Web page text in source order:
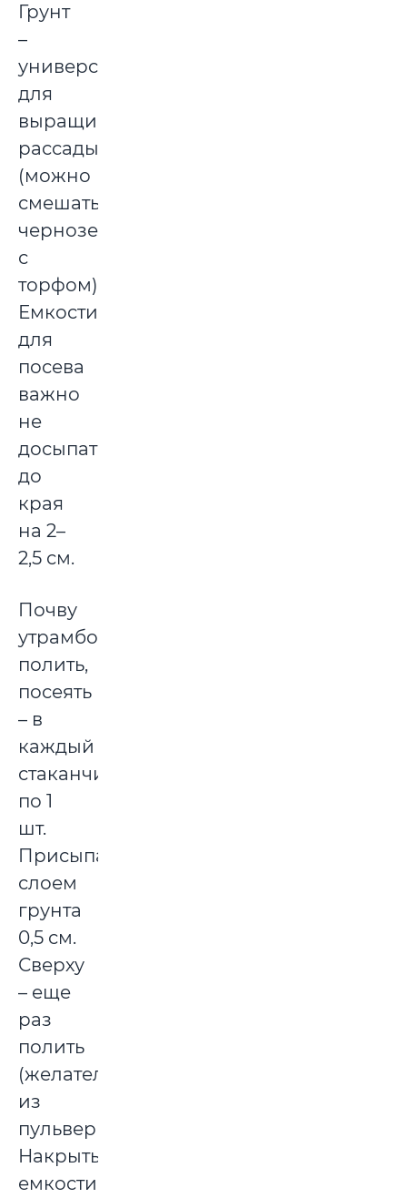
Грунт
–
универсальный
для
выращивания
рассады
(можно
смешать
чернозем
с
торфом).
Емкости
для
посева
важно
не
досыпать
до
края
на 2–
2,5 см.
Почву
утрамбовать,
полить,
посеять
– в
каждый
стаканчик
по 1
шт.
Присыпать
слоем
грунта
0,5 см.
Сверху
– еще
раз
полить
(желательно
из
пульверизатора).
Накрыть
емкости